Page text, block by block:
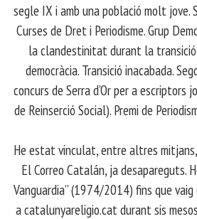
segle IX i amb una població molt jove.
Curses de Dret i Periodisme. Grup
la clandestinitat durant la
democràcia. Transició inacabada.
concurs de Serra d’Or per a escriptors
de Reinserció Social). Premi de
He estat vinculat, entre altres
El Correo Catalán, ja desapareguts.
Vanguardia” (1974/2014) fins que
a catalunyareligio.cat durant sis